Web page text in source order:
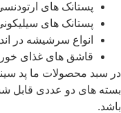
پستانک های
پستانک های
انواع سرشیشه در
قاشق های غذای
در سبد محصولات ما پد
بسته های دو عددی قابل
باشد.